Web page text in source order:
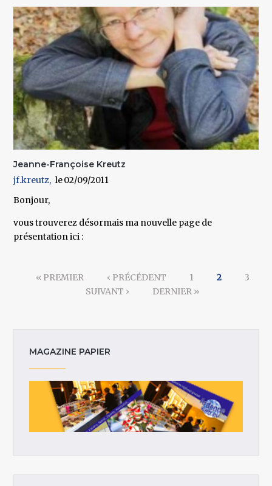
Jeanne-Françoise Kreutz
jf.kreutz
02/09/2011
Bonjour,
vous trouverez désormais ma nouvelle page de
présentation ici :
« PREMIER ‹ PRÉCÉDENT 1 2
3
SUIVANT ›
DERNIER »
MAGAZINE PAPIER